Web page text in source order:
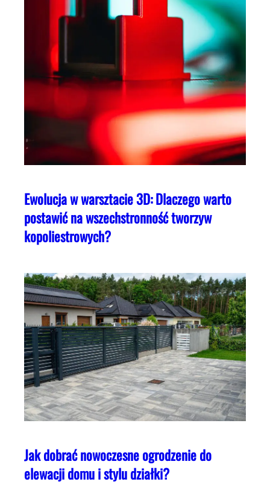
Ewolucja w warsztacie 3D: Dlaczego warto
postawić na wszechstronność tworzyw
kopoliestrowych?
Jak dobrać nowoczesne ogrodzenie do
elewacji domu i stylu działki?